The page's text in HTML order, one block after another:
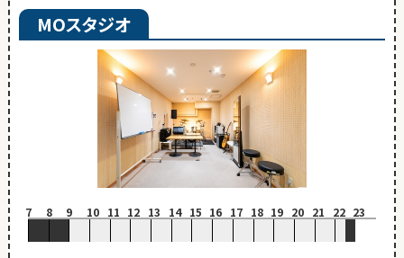
MOスタジオ
7 8 9 10 11 12 13 14 15 16 17 18 19 20 21 22 23